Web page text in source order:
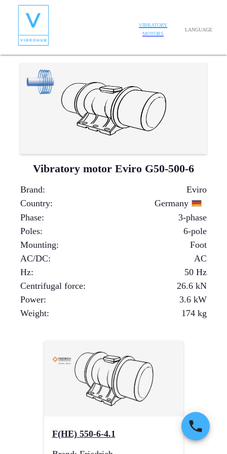
VIBRATORY
MOTORS
LANGUAGE
Vibratory motor Eviro G50-500-6
Brand:
Eviro
Country:
Germany
Phase:
3-phase
Poles:
6-pole
Mounting:
Foot
AC/DC:
AC
Hz:
50 Hz
Centrifugal force: 26.6 kN
Power: 3.6 kW
Weight: 174 kg
F(HE) 550-6-4.1